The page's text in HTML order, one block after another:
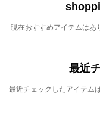
現在おすすめアイテムはあ
最近
最近チェックしたアイテム